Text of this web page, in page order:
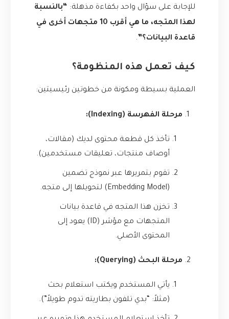
للإجابة على سؤال واحد بكفاءة مذهلة: “بالنسبة
لهذا المتجه، ما هي أقرب 10 متجهات أخرى في
قاعدة البيانات؟” .
كيف تعمل هذه المنظومة؟
العملية بسيطة ومكونة من خطوتين رئيسيتين:
مرحلة الفهرسة (Indexing):
تأخذ كل قطعة محتوى لديك (مقالات،
أوصاف منتجات، تعليقات مستخدمين).
تقوم بتمريرها عبر نموذج تضمين
(Embedding Model) لتحويلها إلى متجه.
تخزن هذا المتجه في قاعدة بيانات
المتجهات مع مؤشر (ID) يعود إلى
المحتوى الأصلي.
مرحلة البحث (Querying):
يأتي المستخدم ويكتب استعلام بحث
(مثلاً: “بدي تلفون بطاريته تدوم طويلاً”).